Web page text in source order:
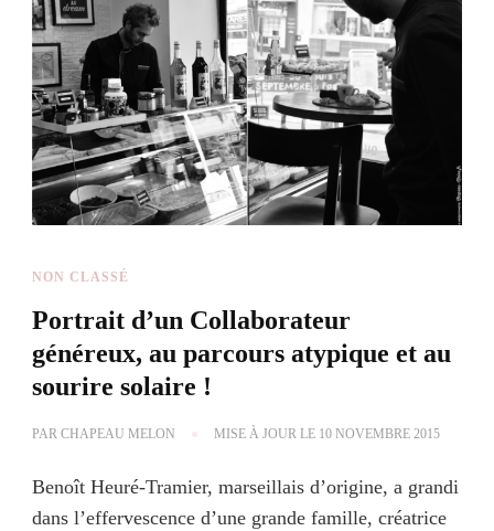
NON CLASSÉ
Portrait d’un Collaborateur
généreux, au parcours atypique et au
sourire solaire !
PAR CHAPEAU MELON MISE À JOUR LE 10 NOVEMBRE 2015
Benoît Heuré-Tramier, marseillais d’origine, a grandi
dans l’effervescence d’une grande famille, créatrice